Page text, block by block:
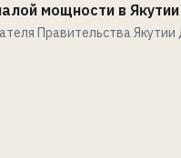
мощности в
Правительства Якутии